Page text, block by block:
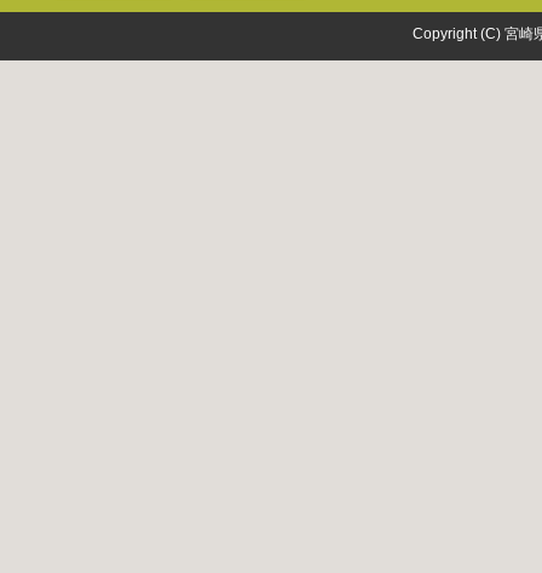
Copyright (C) 宮崎